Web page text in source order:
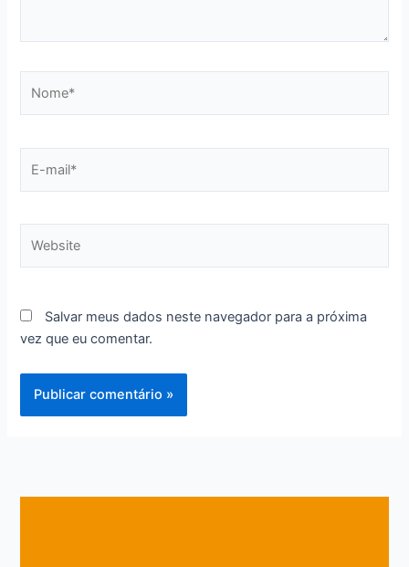
mail*
Salvar meus dados neste navegador para a próxima
vez que eu comentar.